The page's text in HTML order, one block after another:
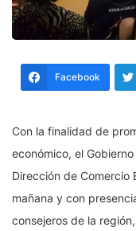
Facebook
Con la finalidad de
económico, el
Dirección de Comercio
mañana y con
consejeros de la